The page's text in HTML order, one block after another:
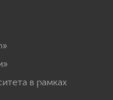
в рамках